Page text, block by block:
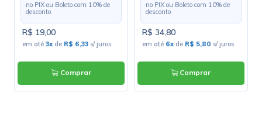
no PIX ou Boleto com 10% de
desconto
R$ 19,00
em até3xde R$ 6,33 s/ juros
Comprar
no PIX ou Boleto com 10% de
desconto
R$ 34,80
em até 6xde R$ 5,80 s/ juros
Comprar